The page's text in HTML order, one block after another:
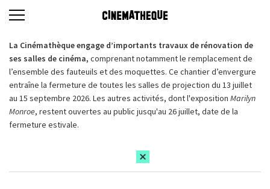
La Cinémathèque engage d’importants travaux de rénovation de
ses salles de cinéma, comprenant notamment le remplacement de
l’ensemble des fauteuils et des moquettes. Ce chantier d’envergure
entraîne la fermeture de toutes les salles de projection du 13 juillet
au 15 septembre 2026. Les autres activités, dont l'exposition Marilyn
Monroe, restent ouvertes au public jusqu'au 26 juillet, date de la
fermeture estivale.